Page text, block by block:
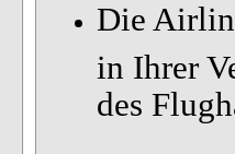
Die
in Ihrer
des